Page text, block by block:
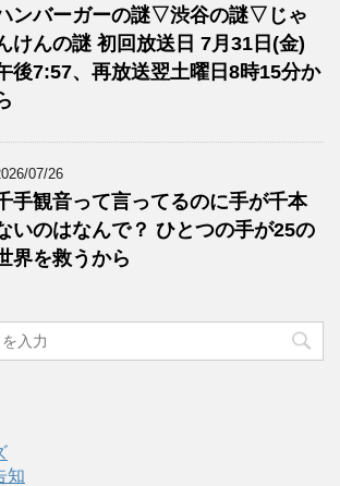
ンバーガーの謎▽渋谷の謎▽じゃ
けんの謎 初回放送日 7月31日(金)
後7:57、再放送翌土曜日8時15分か
07/26
手観音って言ってるのに手が千本
いのはなんで？ ひとつの手が25の
界を救うから
知